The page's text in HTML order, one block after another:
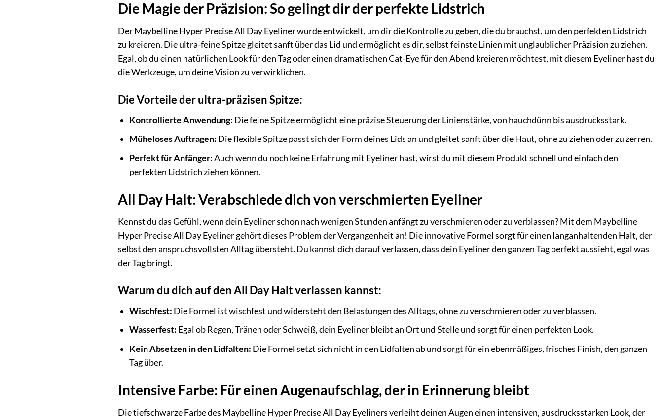
Die Magie der Präzision: So gelingt dir der perfekte Lidstrich
Der Maybelline Hyper Precise All Day Eyeliner wurde entwickelt, um dir die Kontrolle zu geben, die du brauchst, um den perfekten Lidstrich
zu kreieren. Die ultra-feine Spitze gleitet sanft über das Lid und ermöglicht es dir, selbst feinste Linien mit unglaublicher Präzision zu ziehen.
Egal, ob du einen natürlichen Look für den Tag oder einen dramatischen Cat-Eye für den Abend kreieren möchtest, mit diesem Eyeliner hast du
die Werkzeuge, um deine Vision zu verwirklichen.
Die Vorteile der ultra-präzisen Spitze:
Kontrollierte Anwendung: Die feine Spitze ermöglicht eine präzise Steuerung der Linienstärke, von hauchdünn bis ausdrucksstark.
Müheloses Auftragen: Die flexible Spitze passt sich der Form deines Lids an und gleitet sanft über die Haut, ohne zu ziehen oder zu zerren.
Perfekt für Anfänger:Auch wenn du noch keine Erfahrung mit Eyeliner hast, wirst du mit diesem Produkt schnell und einfach den
perfekten Lidstrich ziehen können.
All Day Halt: Verabschiede dich von verschmierten Eyeliner
Kennst du das Gefühl, wenn dein Eyeliner schon nach wenigen Stunden anfängt zu verschmieren oder zu verblassen? Mit dem Maybelline
Hyper Precise All Day Eyeliner gehört dieses Problem der Vergangenheit an! Die innovative Formel sorgt für einen langanhaltenden Halt, der
selbst den anspruchsvollsten Alltag übersteht. Du kannst dich darauf verlassen, dass dein Eyeliner den ganzen Tag perfekt aussieht, egal was
der Tag bringt.
Warum du dich auf den All Day Halt verlassen kannst:
Wischfest: Die Formel ist wischfest und widersteht den Belastungen des Alltags, ohne zu verschmieren oder zu verblassen.
Wasserfest: Egal ob Regen, Tränen oder Schweiß, dein Eyeliner bleibt an Ort und Stelle und sorgt für einen perfekten Look.
Kein Absetzen in den Lidfalten: Die Formel setzt sich nicht in den Lidfalten ab und sorgt für ein ebenmäßiges, frisches Finish, den ganzen
Tag über.
Intensive Farbe: Für einen Augenaufschlag, der in Erinnerung bleibt
Die tiefschwarze Farbe des Maybelline Hyper Precise All Day Eyeliners verleiht deinen Augen einen intensiven, ausdrucksstarken Look, der